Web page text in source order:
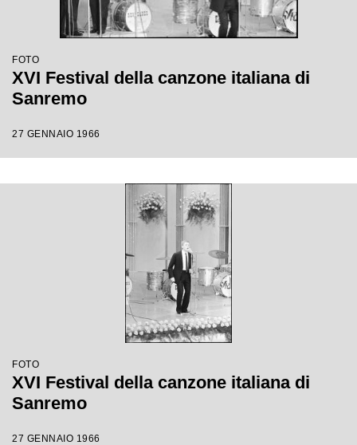
FOTO
XVI Festival della canzone italiana di
Sanremo
27 GENNAIO 1966
FOTO
XVI Festival della canzone italiana di
Sanremo
27 GENNAIO 1966